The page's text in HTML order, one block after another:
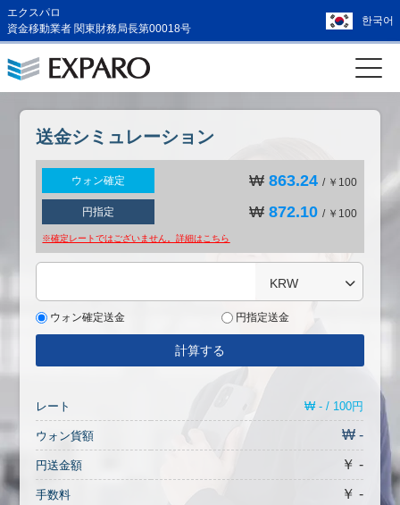
エクスパロ
資金移動業者 関東財務局長第00018号
한국어
送金シミュレーション
ウォン確定 ₩863.24 / ￥100
円指定 ₩872.10 / ￥100
※確定レートではございません。詳細は こちら
KRW
ウォン確定送金 円指定送金
計算する
レート ₩ - / 100円
ウォン貨額 ₩ -
円送金額 ￥ -
手数料 ￥ -